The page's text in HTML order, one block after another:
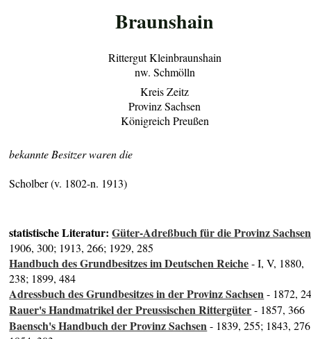
Braunshain
Rittergut Kleinbraunshain
nw. Schmölln
Kreis Zeitz
Provinz Sachsen
Königreich Preußen
bekannte Besitzer waren die
Scholber (v. 1802-n. 1913)
statistische Literatur:Güter-Adreßbuch für die Provinz Sachsen
1906, 300; 1913, 266; 1929, 285
Handbuch des Grundbesitzes im Deutschen Reiche- I, V, 1880,
238; 1899, 484
Adressbuch des Grundbesitzes in der Provinz Sachsen- 1872,
Rauer's Handmatrikel der Preussischen Rittergüter- 1857, 366
Baensch's Handbuch der Provinz Sachsen- 1839, 255; 1843,